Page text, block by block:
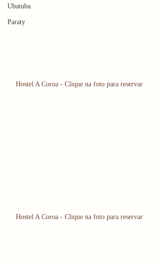
Ubatuba
Paraty
Hostel A Coroa - Clique na foto para reservar
Hostel A Coroa - Clique na foto para reservar